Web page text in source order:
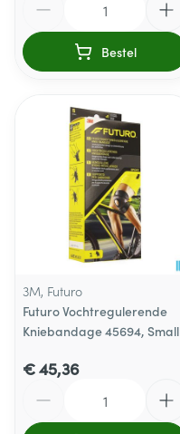
Bestel
3M, Futuro
Futuro Vochtregulerende
Kniebandage 45694, Small
€ 45,36